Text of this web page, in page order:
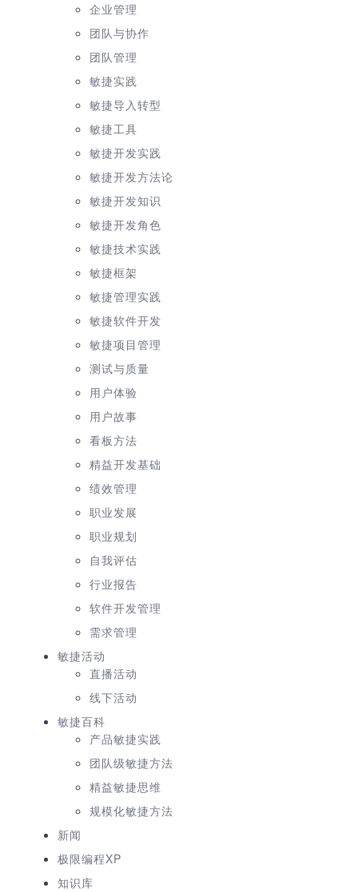
企业管理
团队与协作
团队管理
敏捷实践
敏捷导入转型
敏捷工具
敏捷开发实践
敏捷开发方法论
敏捷开发知识
敏捷开发角色
敏捷技术实践
敏捷框架
敏捷管理实践
敏捷软件开发
敏捷项目管理
测试与质量
用户体验
用户故事
看板方法
精益开发基础
绩效管理
职业发展
职业规划
自我评估
行业报告
软件开发管理
需求管理
敏捷活动
直播活动
线下活动
敏捷百科
产品敏捷实践
团队级敏捷方法
精益敏捷思维
规模化敏捷方法
新闻
极限编程XP
知识库